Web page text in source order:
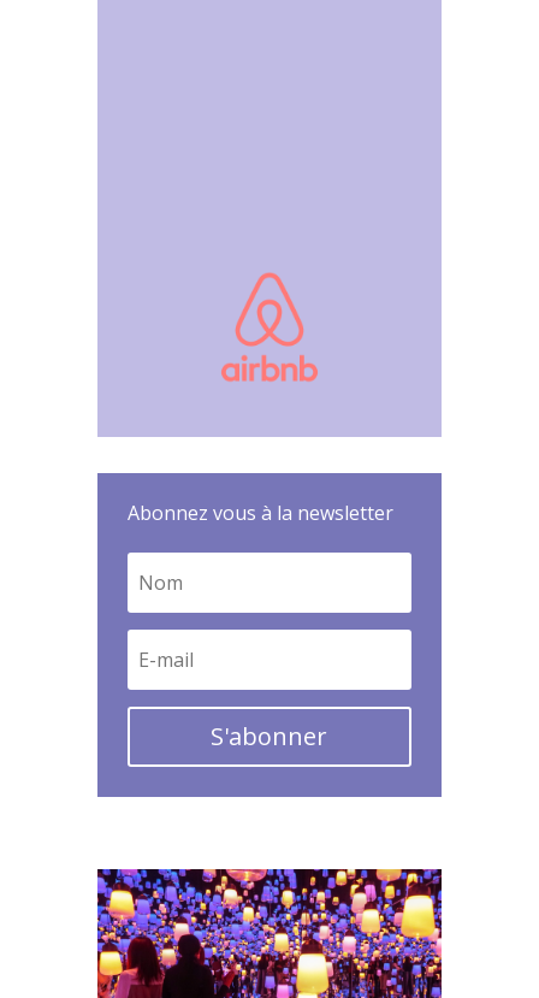
Abonnez vous à la newsletter
S'abonner